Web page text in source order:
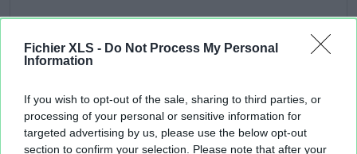
Fichier XLS - Do Not Process My Personal
Information
If you wish to opt-out of the sale, sharing to third parties, or
processing of your personal or sensitive information for
targeted advertising by us, please use the below opt-out
section to confirm your selection. Please note that after your